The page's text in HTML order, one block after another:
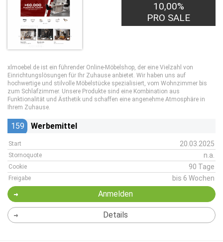
10,00%
PRO SALE
xlmoebel.de ist ein führender Online-Möbelshop, der eine Vielzahl von
Einrichtungslösungen für Ihr Zuhause anbietet. Wir haben uns auf
hochwertige und stilvolle Möbelstücke spezialisiert, vom Wohnzimmer bis
zum Schlafzimmer. Unsere Produkte sind eine Kombination aus
Funktionalität und Ästhetik und schaffen eine angenehme Atmosphäre in
Ihrem Zuhause.
159 Werbemittel
Start 20.03.2025
Stornoquote n.a.
Cookie 90 Tage
Freigabe bis 6 Wochen
Anmelden
Details